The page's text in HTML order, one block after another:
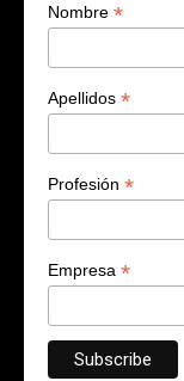
Nombre *
Apellidos *
Profesión *
Empresa *